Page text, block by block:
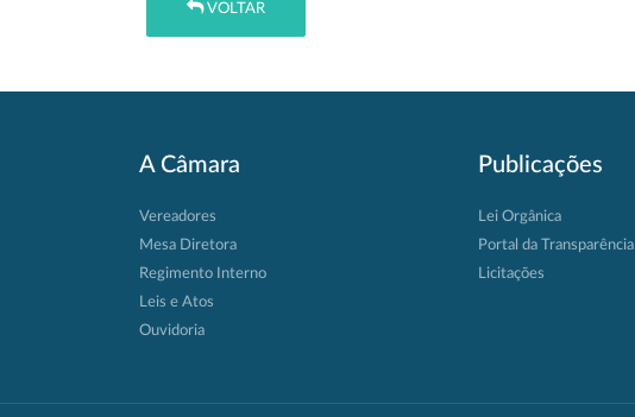
VOLTAR
A Câmara
Vereadores
Mesa Diretora
Regimento Interno
Leis e Atos
Ouvidoria
Publicações
Lei Orgânica
Portal da Transparência
Licitações